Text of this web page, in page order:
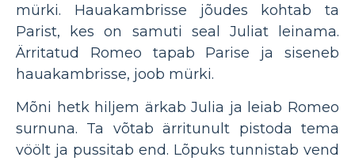
mürki. Hauakambrisse jõudes kohtab ta
Parist, kes on samuti seal Juliat leinama.
Ärritatud Romeo tapab Parise ja siseneb
hauakambrisse, joob mürki.
Mõni hetk hiljem ärkab Julia ja leiab Romeo
surnuna. Ta võtab ärritunult pistoda tema
vöölt ja pussitab end. Lõpuks tunnistab vend